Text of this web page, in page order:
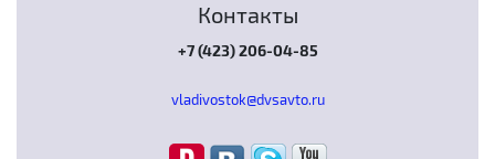
Контакты
+7 (423) 206-04-85
vladivostok@dvsavto.ru